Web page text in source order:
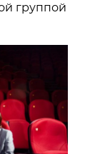
группой